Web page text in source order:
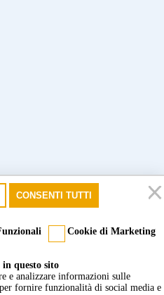
Di Michele di Roma
Cookie policy-Privacy policy
CONSENTI TUTTI
Cookie di Marketing
questo sito
e analizzare informazioni sulle
fornire funzionalità di social media e